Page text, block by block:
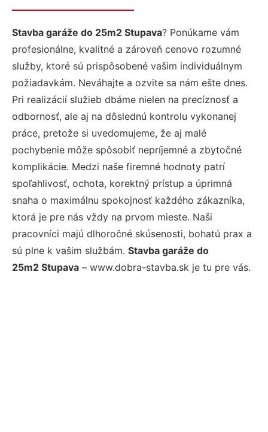
Stavba garáže do 25m2 Stupava? Ponúkame vám
profesionálne, kvalitné a zároveň cenovo rozumné
služby, ktoré sú prispôsobené vašim individuálnym
požiadavkám. Neváhajte a ozvite sa nám ešte dnes.
Pri realizácií služieb dbáme nielen na precíznosť a
odbornosť, ale aj na dôslednú kontrolu vykonanej
práce, pretože si uvedomujeme, že aj malé
pochybenie môže spôsobiť nepríjemné a zbytočné
komplikácie. Medzi naše firemné hodnoty patrí
spoľahlivosť, ochota, korektný prístup a úprimná
snaha o maximálnu spokojnosť každého zákazníka,
ktorá je pre nás vždy na prvom mieste. Naši
pracovníci majú dlhoročné skúsenosti, bohatú prax a
sú plne k vašim službám. Stavba garáže do
25m2 Stupava – www.dobra-stavba.sk je tu pre vás.